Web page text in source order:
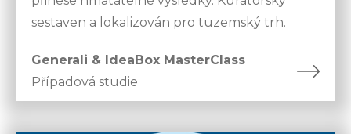
sestaven a lokalizován pro tuzemský trh.
Generali & IdeaBox MasterClass
Případová studie